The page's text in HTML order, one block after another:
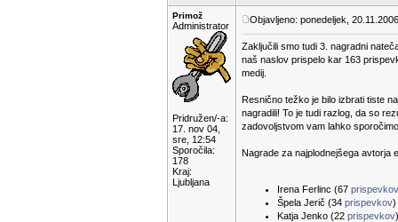
Primož
Administrator
Pridružen/-a:
17. nov 04,
sre, 12:54
Sporočila:
178
Kraj:
Ljubljana
Objavljeno: ponedeljek,
Zaključili smo tudi 3. nagradni
naš naslov prispelo kar 163
medij.
Resnično težko je bilo izbrati tiste
nagradili! To je tudi razlog, da so
zadovoljstvom vam lahko
Nagrade za najplodnejšega avtorja
Irena Ferlinc (67 prispevkov
Špela Jerič (34 prispevkov)
Katja Jenko (22 prispevkov